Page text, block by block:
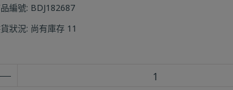
編號: BDJ182687
狀況: 尚有庫存 11